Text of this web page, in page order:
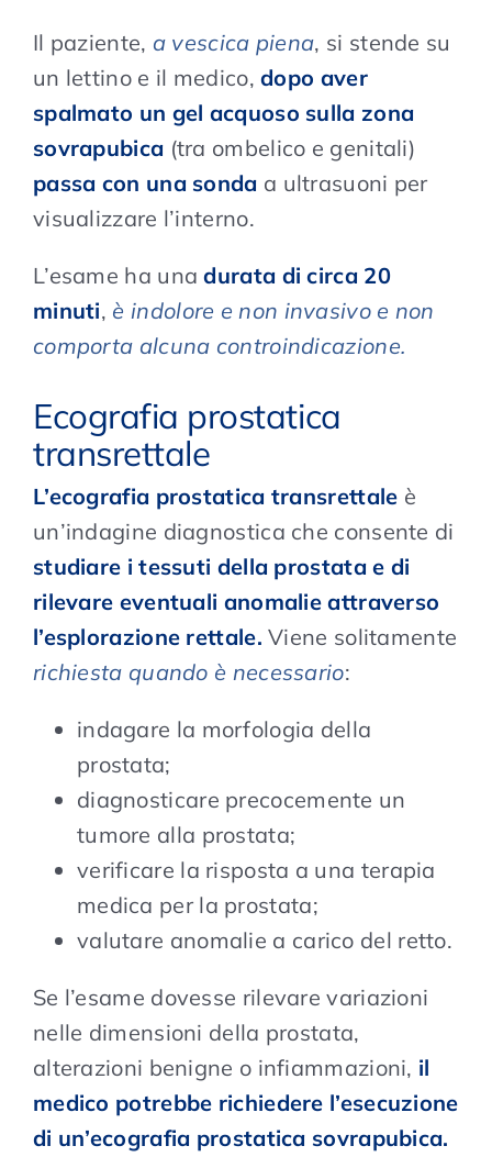
Il paziente, a vescica piena, si stende su
un lettino e il medico,dopo aver
spalmato un gel acquoso sulla zona
sovrapubica (tra ombelico e genitali)
passa con una sonda a ultrasuoni per
visualizzare l’interno.
L’esame ha unadurata di circa 20
minuti, è indolore e non invasivo e non
comporta alcuna controindicazione.
Ecografia prostatica
transrettale
L’ecografia prostatica transrettale è
un’indagine diagnostica che consente di
studiare i tessuti della prostata e di
rilevare eventuali anomalie attraverso
l’esplorazione rettale. Viene solitamente
richiesta quando è necessario:
indagare la morfologia della
prostata;
diagnosticare precocemente un
tumore alla prostata;
verificare la risposta a una terapia
medica per la prostata;
valutare anomalie a carico del retto.
Se l’esame dovesse rilevare variazioni
nelle dimensioni della prostata,
alterazioni benigne o infiammazioni, il
medico potrebbe richiedere l’esecuzione
di un’ecografia prostatica sovrapubica.